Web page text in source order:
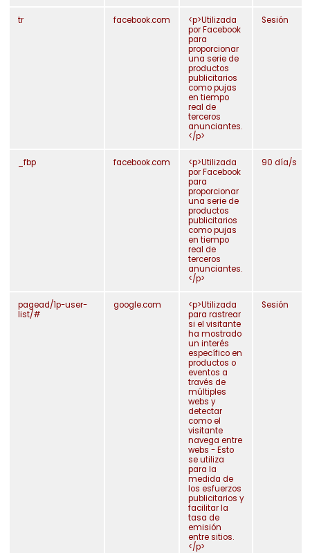
tr facebook.com
<p>Utilizada
por Facebook
para
proporcionar
una serie de
productos
publicitarios
como pujas
en tiempo
real de
terceros
anunciantes.
</p>
Sesión
_fbp facebook.com
<p>Utilizada
por Facebook
para
proporcionar
una serie de
productos
publicitarios
como pujas
en tiempo
real de
terceros
anunciantes.
</p>
90 día/s
pagead/1p-user-
list/#
google.com
<p>Utilizada
para rastrear
si el visitante
ha mostrado
un interés
específico en
productos o
eventos a
través de
múltiples
webs y
detectar
como el
visitante
navega entre
webs - Esto
se utiliza
para la
medida de
los esfuerzos
publicitarios y
facilitar la
tasa de
emisión
entre sitios.
</p>
Sesión